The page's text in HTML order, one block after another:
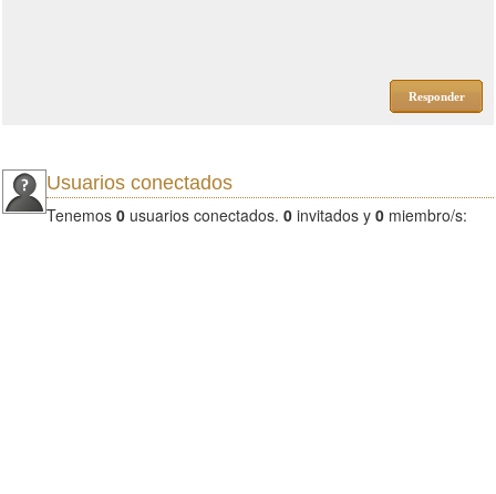
Responder
Usuarios conectados
Tenemos 0 usuarios conectados. 0 invitados y 0 miembro/s: